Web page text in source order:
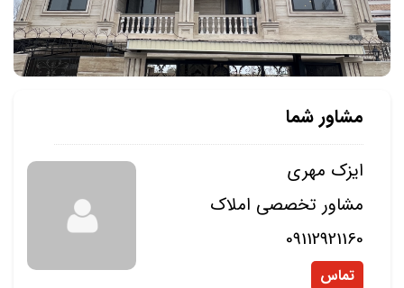
مشاور شما
ایزک مهری
مشاور تخصصی املاک
09112921160
تماس